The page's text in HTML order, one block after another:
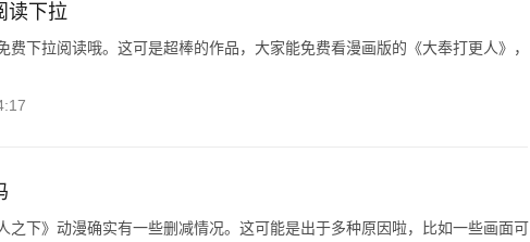
读下拉
费下拉阅读哦。这可是超棒的作品，大家能免费看漫画版的《大奉打更人》，
之下》动漫确实有一些删减情况。这可能是出于多种原因啦，比如一些画面可